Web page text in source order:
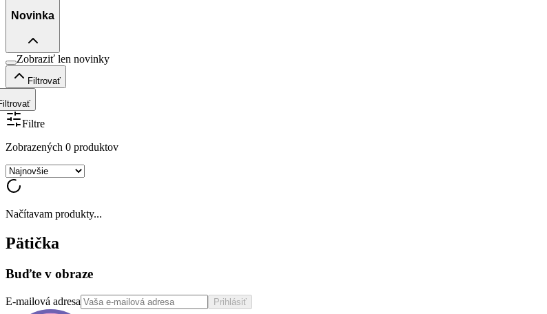
Novinka
Zobraziť len novinky
Filtrovať
Filtre
Zobrazených 0 produktov
Načítavam produkty...
Pätička
Buďte v obraze
E-mailová adresa Prihlásiť